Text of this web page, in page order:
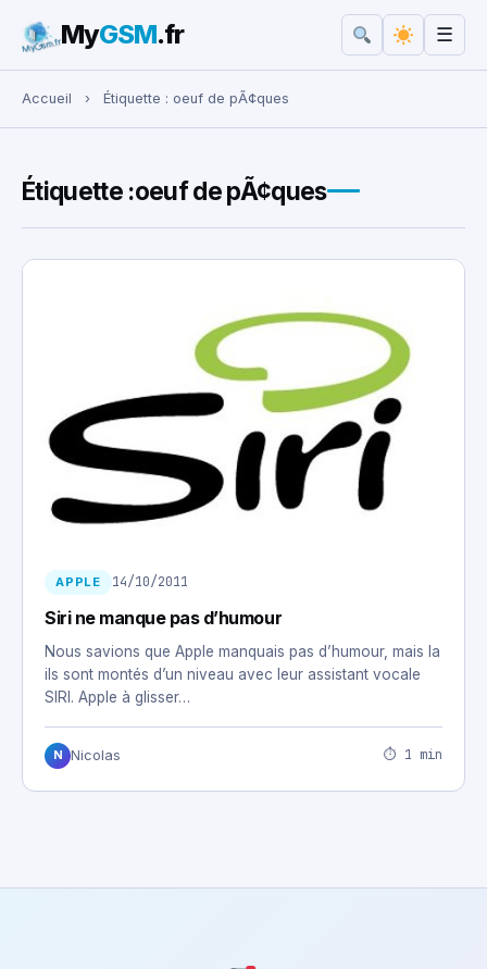
Rechercher :
MyGSM.fr ☰
Accueil › Étiquette : oeuf de pÃ¢ques
Étiquette :oeuf de pÃ¢ques
APPLE 14/10/2011
Siri ne manque pas d’humour
Nous savions que Apple manquais pas d’humour, mais la
ils sont montés d’un niveau avec leur assistant vocale
SIRI. Apple à glisser…
N Nicolas ⏱ 1 min